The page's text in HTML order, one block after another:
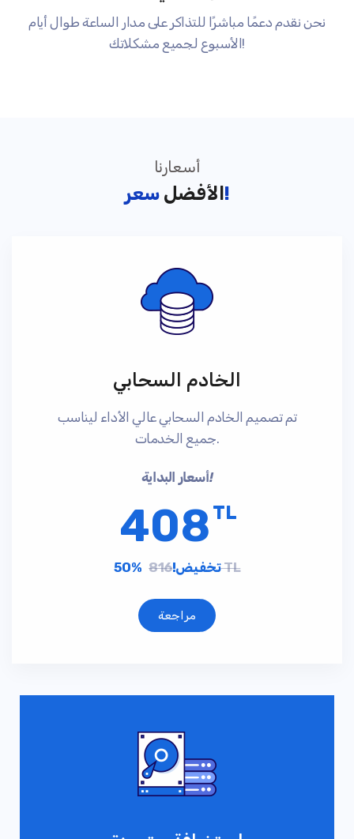
نحن نقدم دعمًا مباشرًا للتذاكر على مدار الساعة طوال أيام
الأسبوع لجميع مشكلاتك!
أسعارنا
الأفضل سعر!
الخادم السحابي
تم تصميم الخادم السحابي عالي الأداء ليناسب
جميع الخدمات.
أسعار البداية!
408 TL
50% تخفيض!816 TL
مراجعة